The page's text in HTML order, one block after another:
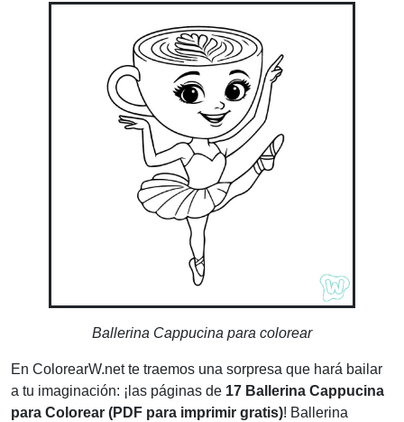
Ballerina Cappucina para colorear
En ColorearW.net te traemos una sorpresa que hará bailar
a tu imaginación: ¡las páginas de 17 Ballerina Cappucina
para Colorear (PDF para imprimir gratis)! Ballerina